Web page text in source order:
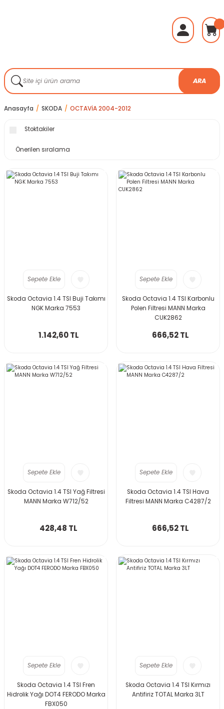
ARA
Anasayfa SKODA OCTAVİA 2004-2012
Stoktakiler
Sepete Ekle
Skoda Octavia 1.4 TSI Buji Takımı
NGK Marka 7553
1.142,60 TL
Sepete Ekle
Skoda Octavia 1.4 TSI Karbonlu
Polen Filtresi MANN Marka
CUK2862
666,52 TL
Sepete Ekle
Skoda Octavia 1.4 TSI Yağ Filtresi
MANN Marka W712/52
428,48 TL
Sepete Ekle
Skoda Octavia 1.4 TSI Hava
Filtresi MANN Marka C4287/2
666,52 TL
Sepete Ekle
Skoda Octavia 1.4 TSI Fren
Hidrolik Yağı DOT4 FERODO Marka
FBX050
Sepete Ekle
Skoda Octavia 1.4 TSI Kırmızı
Antifiriz TOTAL Marka 3LT